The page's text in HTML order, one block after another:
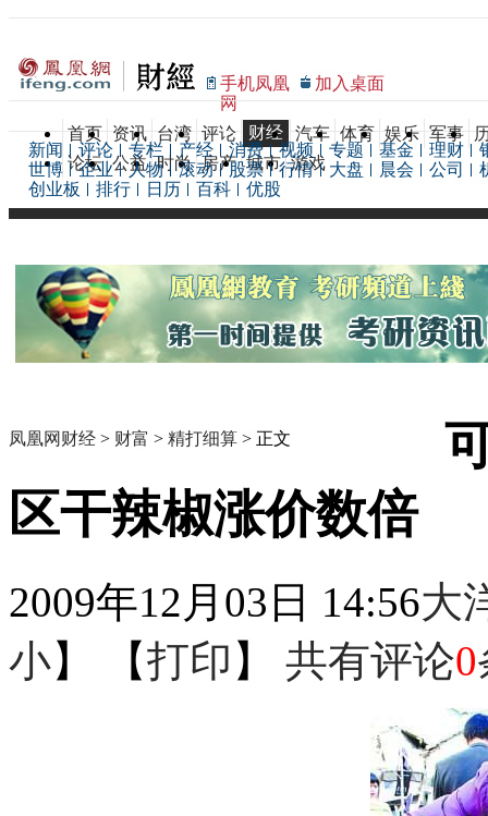
手机凤凰
网
加入桌面
首页 资讯 台湾 评论 财经 汽车 体育 娱乐 军事
论坛 公益 时尚 房产 城市 游戏
新闻 评论 专栏 产经 消费 视频 专题 基金 理财
世博
企业 人物 滚动 股票 行情 大盘 晨会 公司
创业板
排行 日历 百科 优股
凤凰网财经 > 财富 > 精打细算 > 正文
区干辣椒涨价数倍
2009年12月03日 14:56大
小】 【打印 】 共有评论0